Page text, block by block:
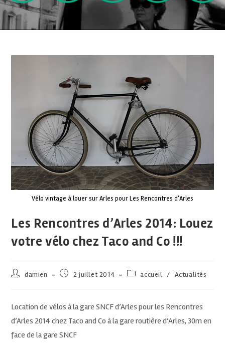
Vélo vintage à louer sur Arles pour Les Rencontres d'Arles
Les Rencontres d’Arles 2014: Louez
votre vélo chez Taco and Co !!!
damien 2 juillet 2014 accueil / Actualités
Location de vélos à la gare SNCF d’Arles pour les Rencontres
d’Arles 2014 chez Taco and Co à la gare routière d’Arles, 30m en
face de la gare SNCF